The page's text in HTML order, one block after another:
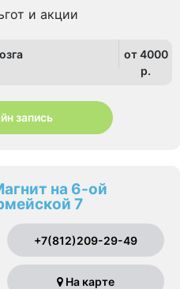
и акции
от 4000
p.
запись
на 6-ой
7
+7(812)209-29-49
На карте